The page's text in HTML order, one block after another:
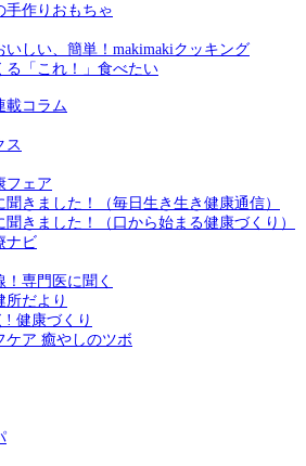
手作りおもちゃ
いしい、簡単！makimakiクッキング
る「これ！」食べたい
載コラム
ス
フェア
聞きました！（毎日生き生き健康通信）
聞きました！（口から始まる健康づくり）
ナビ
専門医に聞く
所だより
! 健康づくり
ケア 癒やしのツボ